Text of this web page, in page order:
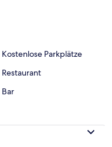
Kostenlose Parkplätze
Restaurant
Bar